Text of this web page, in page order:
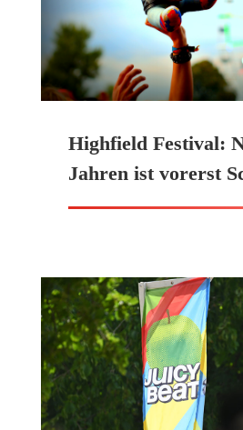
Highfield Festival:
Jahren ist vorerst